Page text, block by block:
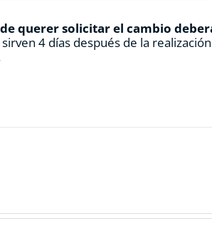
querer solicitar el cambio
4 días después de la